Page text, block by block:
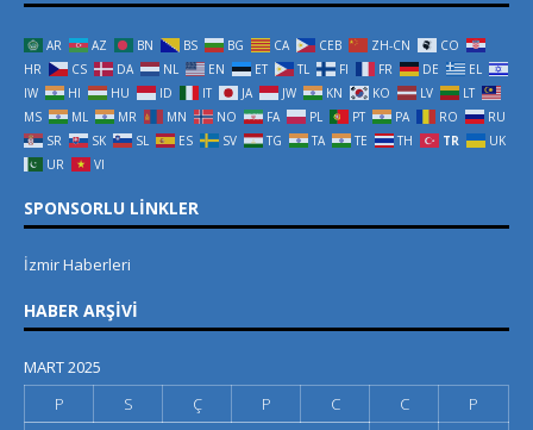
AR AZ BN BS BG CA CEB ZH-CN
CO
HR
CS DA NL EN ET TL FI FR DE
EL
IW
HI HU ID IT JA JW KN KO LV
LT
MS
ML MR MN NO FA PL PT PA RO
RU
SR
SK SL ES SV TG TA TE TH TR
UK
UR
VI
SPONSORLU LINKLER
İzmir Haberleri
HABER ARŞIVI
MART 2025
P
S Ç P C C P